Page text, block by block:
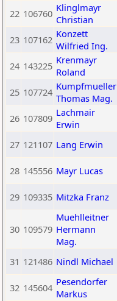
22 106760 Klinglmayr
Christian
23 107162 Konzett
Wilfried Ing.
24 143225 Krenmayr
Roland
25 107724 Kumpfmueller
Thomas Mag.
26 107809 Lachmair
Erwin
27 121107 Lang Erwin
28 145556 Mayr Lucas
29 109335 Mitzka Franz
30 109579
Muehlleitner
Hermann
Mag.
31 121486 Nindl Michael
32 145604 Pesendorfer
Markus